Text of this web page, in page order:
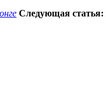
Следующая статья: